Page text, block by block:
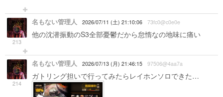
213
名もない管理人 2026/07/11 (土) 21:10:06 73fc0@c0e0e
他の沈潜振動のS3全部憂鬱だから怠惰なの地味に痛い
214
名もない管理人 2026/07/13 (月) 21:46:15 97506@4aa7a
ガトリング担いで行ってみたらレイホンソロできた…